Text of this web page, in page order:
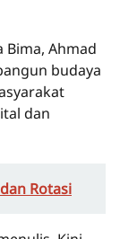
Bima, Ahmad
budaya
dan
Rotasi